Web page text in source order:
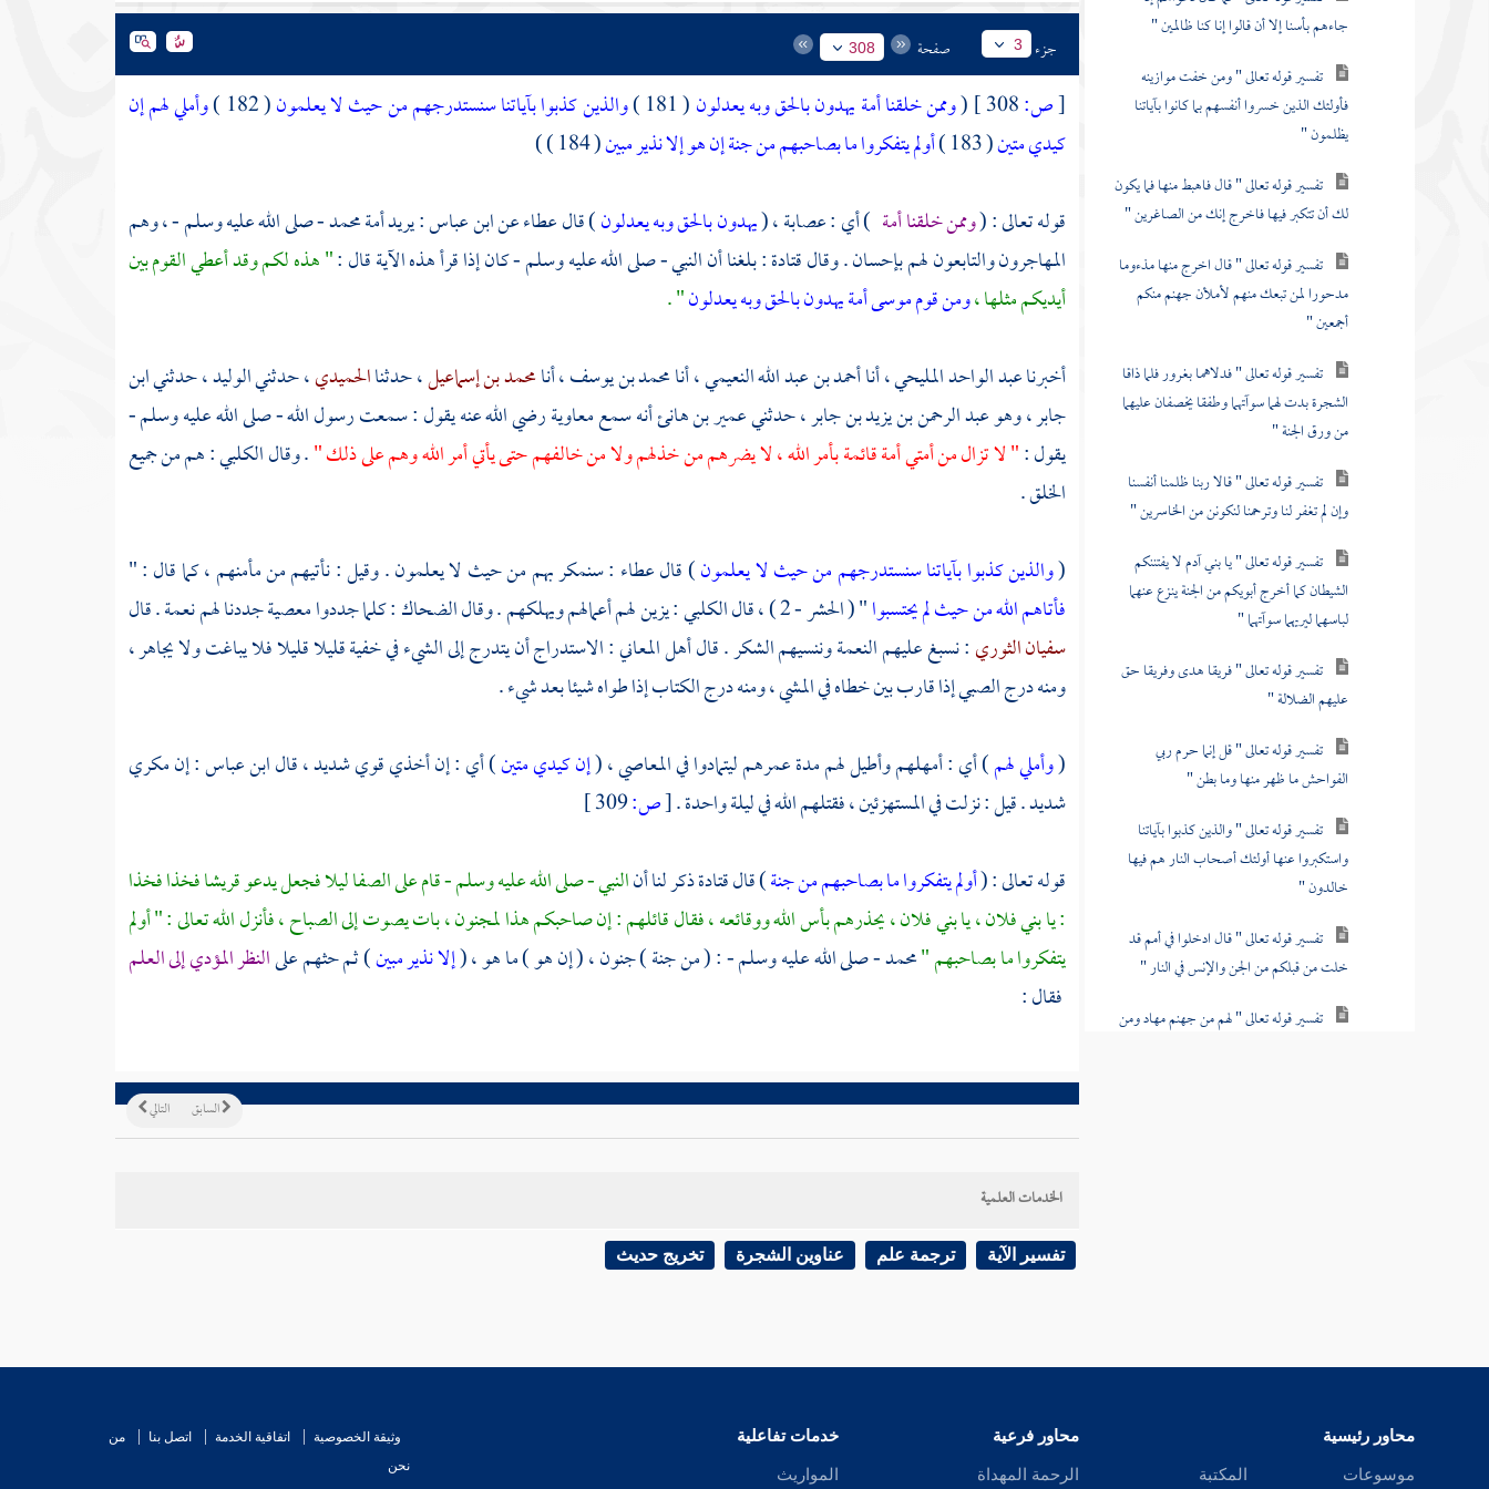
جاءهم بأسنا إلا أن قالوا إنا كنا ظالمين "
تفسير قوله تعالى " ومن خفت موازينه
فأولئك الذين خسروا أنفسهم بما كانوا بآياتنا
يظلمون "
تفسير قوله تعالى " قال فاهبط منها فما يكون
لك أن تتكبر فيها فاخرج إنك من الصاغرين "
تفسير قوله تعالى " قال اخرج منها مذءوما
مدحورا لمن تبعك منهم لأملأن جهنم منكم
أجمعين "
تفسير قوله تعالى " فدلاهما بغرور فلما ذاقا
الشجرة بدت لهما سوآتهما وطفقا يخصفان عليهما
من ورق الجنة "
تفسير قوله تعالى " قالا ربنا ظلمنا أنفسنا
وإن لم تغفر لنا وترحمنا لنكونن من الخاسرين "
تفسير قوله تعالى " يا بني آدم لا يفتننكم
الشيطان كما أخرج أبويكم من الجنة ينزع عنهما
لباسهما ليريهما سوآتهما "
تفسير قوله تعالى " فريقا هدى وفريقا حق
عليهم الضلالة "
تفسير قوله تعالى " قل إنما حرم ربي
الفواحش ما ظهر منها وما بطن "
تفسير قوله تعالى " والذين كذبوا بآياتنا
واستكبروا عنها أولئك أصحاب النار هم فيها
خالدون "
تفسير قوله تعالى " قال ادخلوا في أمم قد
خلت من قبلكم من الجن والإنس في النار "
تفسير قوله تعالى " لهم من جهنم مهاد ومن
رزقكم الله "
السماوات والأرض في ستة أيام ثم استوى على
جزء 3 صفحة 308
[ص: (وممن خلقنا أمة يهدون بالحق وبه يعدلون( 181 ) والذين كذبوا بآياتنا سنستدرجهم من حيث لا يعلمون( 182 )
وأملي لهم إن
كيدي متين( 183 ) أولم يتفكروا ما بصاحبهم من جنة إن هو إلا نذير مبين( 184 ) )
قوله تعالى : (وممن خلقنا أمة ) أي : عصابة ، (يهدون بالحق وبه يعدلون) قالعطاءعنابن عباس: يريد أمةمحمد- صلى الله عليه وسلم - ، وهم
المهاجرون والتابعون لهم بإحسان . وقالقتادة: بلغنا أن النبي - صلى الله عليه وسلم - كان إذا قرأ هذه الآية قال :" هذه لكم وقد أعطي القوم بين
أيديكم مثلها ،ومن قوم موسى أمة يهدون بالحق وبه يعدلون" .
أخبرناعبد الواحد المليحي، أناأحمد بن عبد الله النعيمي، أنامحمد بن يوسف، أنامحمد بن إسماعيل، حدثناالحميدي، حدثنيالوليد، حدثنيابن
جابر، وهو عبدالرحمن بن يزيد بن جابر، حدثنيعمير بن هانئأنه سمعمعاويةرضي الله عنه يقول : سمعت رسول الله - صلى الله عليه وسلم -
يقول :" لا تزال من أمتي أمة قائمة بأمر الله ، لا يضرهم من خذلهم ولا من خالفهم حتى يأتي أمر الله وهم على ذلك ". وقالالكلبي: هم من جميع
الخلق .
(والذين كذبوا بآياتنا سنستدرجهم من حيث لا يعلمون) قالعطاء : سنمكر بهم من حيث لا يعلمون . وقيل : نأتيهم من مأمنهم ، كما قال : "
فأتاهم الله من حيث لم يحتسبوا" ( الحشر - 2 ) ، قال الكلبي: يزين لهم أعمالهم ويهلكهم . وقالالضحاك: كلما جددوا معصية جددنا لهم نعمة . قال
سفيان الثوري: نسبغ عليهم النعمة وننسيهم الشكر . قال أهل المعاني : الاستدراج أن يتدرج إلى الشيء في خفية قليلا قليلا فلا يباغت ولا يجاهر ،
ومنه درج الصبي إذا قارب بين خطاه في المشي ، ومنه درج الكتاب إذا طواه شيئا بعد شيء .
(وأملي لهم) أي : أمهلهم وأطيل لهم مدة عمرهم ليتمادوا في المعاصي ، (إن كيدي متين) أي : إن أخذي قوي شديد ، قالابن عباس: إن مكري
شديد . قيل : نزلت في المستهزئين ، فقتلهم الله في ليلة واحدة .[ص:
قوله تعالى : (أولم يتفكروا ما بصاحبهم من جنة) قالقتادةذكر لنا أنالنبي - صلى الله عليه وسلم - قام علىالصفاليلا فجعل يدعوقريشافخذا فخذا
: يا بني فلان ، يا بني فلان ، يحذرهم بأس الله ووقائعه ، فقال قائلهم : إن صاحبكم هذا لمجنون ، بات يصوت إلى الصباح ، فأنزل الله تعالى : " أولم
يتفكروا ما بصاحبهم "محمد- صلى الله عليه وسلم - : ( من جنة ) جنون ، ( إن هو ) ما هو ، (إلا نذير مبين) ثم حثهم علىالنظر المؤدي إلى العلم
فقال :
التالي السابق
الخدمات العلمية
تفسير الآية ترجمة علم عناوين الشجرة تخريج حديث
محاور رئيسية
موسوعات المكتبة
محاور فرعية
الرحمة المهداة
خدمات تفاعلية
المواريث
وثيقة الخصوصية اتفاقية الخدمة اتصل بنا
من
نحن